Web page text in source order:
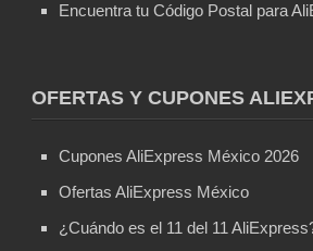
Encuentra tu Código Postal para
OFERTAS Y CUPONES
Cupones AliExpress México 2026
Ofertas AliExpress México
¿Cuándo es el 11 del 11